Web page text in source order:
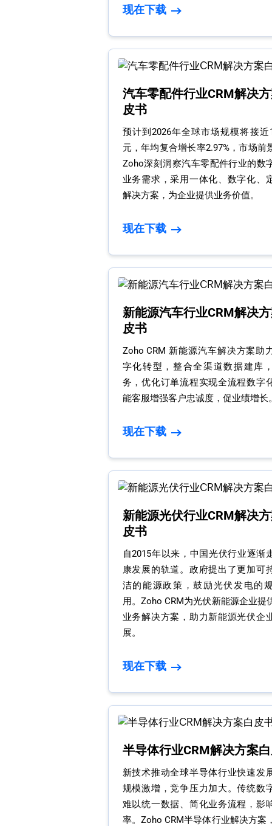
现在下载
汽车零配件行业CRM解决
皮书
预计到2026年全球市场规模将接近
元，年均复合增长率2.97%，市场前
Zoho深刻洞察汽车零配件行业的数
业务需求，采用一体化、数字化、
解决方案，为企业提供业务价值。
现在下载
新能源汽车行业CRM解决
皮书
Zoho CRM 新能源汽车解决方案助
字化转型，整合全渠道数据建库
务，优化订单流程实现全流程数字
能客服增强客户忠诚度，促业绩增长
现在下载
新能源光伏行业CRM解决
皮书
自2015年以来，中国光伏行业逐渐
康发展的轨道。政府提出了更加可
洁的能源政策，鼓励光伏发电的
用。Zoho CRM为光伏新能源企业提
业务解决方案，助力新能源光伏企
展。
现在下载
半导体行业CRM解决方案
新技术推动全球半导体行业快速发
规模激增，竞争压力加大。传统数
难以统一数据、简化业务流程，影
率。Zoho CRM半导体行业解决方案